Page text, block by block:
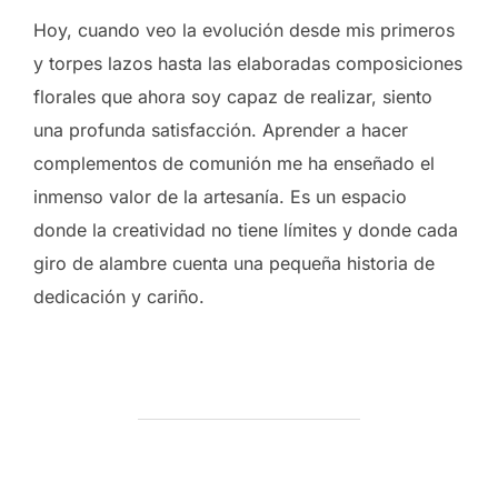
Hoy, cuando veo la evolución desde mis primeros
y torpes lazos hasta las elaboradas composiciones
florales que ahora soy capaz de realizar, siento
una profunda satisfacción. Aprender a hacer
complementos de comunión me ha enseñado el
inmenso valor de la artesanía. Es un espacio
donde la creatividad no tiene límites y donde cada
giro de alambre cuenta una pequeña historia de
dedicación y cariño.